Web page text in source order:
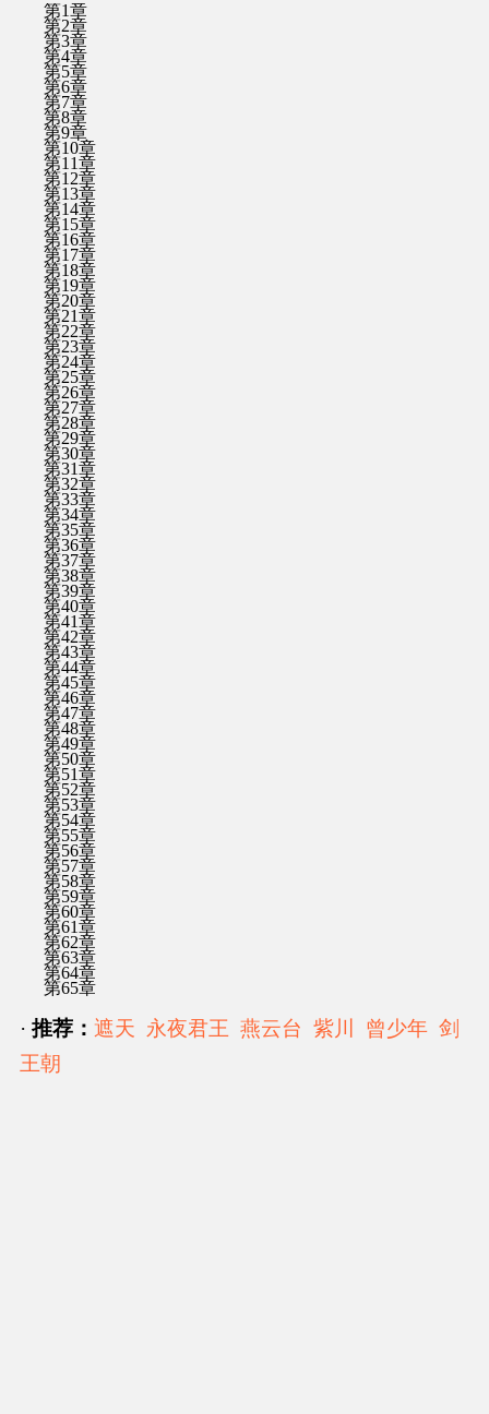
第1章
第2章
第3章
第4章
第5章
第6章
第7章
第8章
第9章
第10章
第11章
第12章
第13章
第14章
第15章
第16章
第17章
第18章
第19章
第20章
第21章
第22章
第23章
第24章
第25章
第26章
第27章
第28章
第29章
第30章
第31章
第32章
第33章
第34章
第35章
第36章
第37章
第38章
第39章
第40章
第41章
第42章
第43章
第44章
第45章
第46章
第47章
第48章
第49章
第50章
第51章
第52章
第53章
第54章
第55章
第56章
第57章
第58章
第59章
第60章
第61章
第62章
第63章
第64章
第65章
· 推荐： 遮天 永夜君王 燕云台 紫川 曾少年 剑
王朝